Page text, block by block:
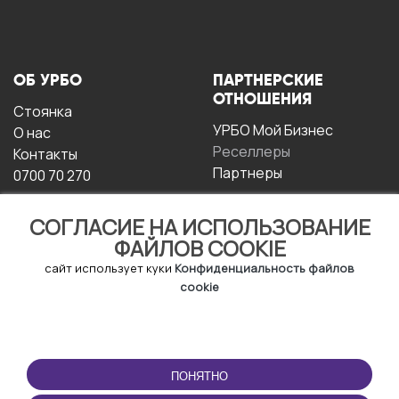
СОГЛАСИЕ НА ИСПОЛЬЗОВАНИЕ
ФАЙЛОВ COOKIE
сайт использует куки Конфиденциальность файлов
cookie
ПОНЯТНО
ОБ УРБО
Стоянка
О нас
Контакты
0700 70 270
ПАРТНЕРСКИЕ
ОТНОШЕНИЯ
УРБО Мой Бизнес
Реселлеры
Партнеры
ЭКСПЛУАТАЦИИ
Условия и положения
ПРИЛОЖЕНИЕ